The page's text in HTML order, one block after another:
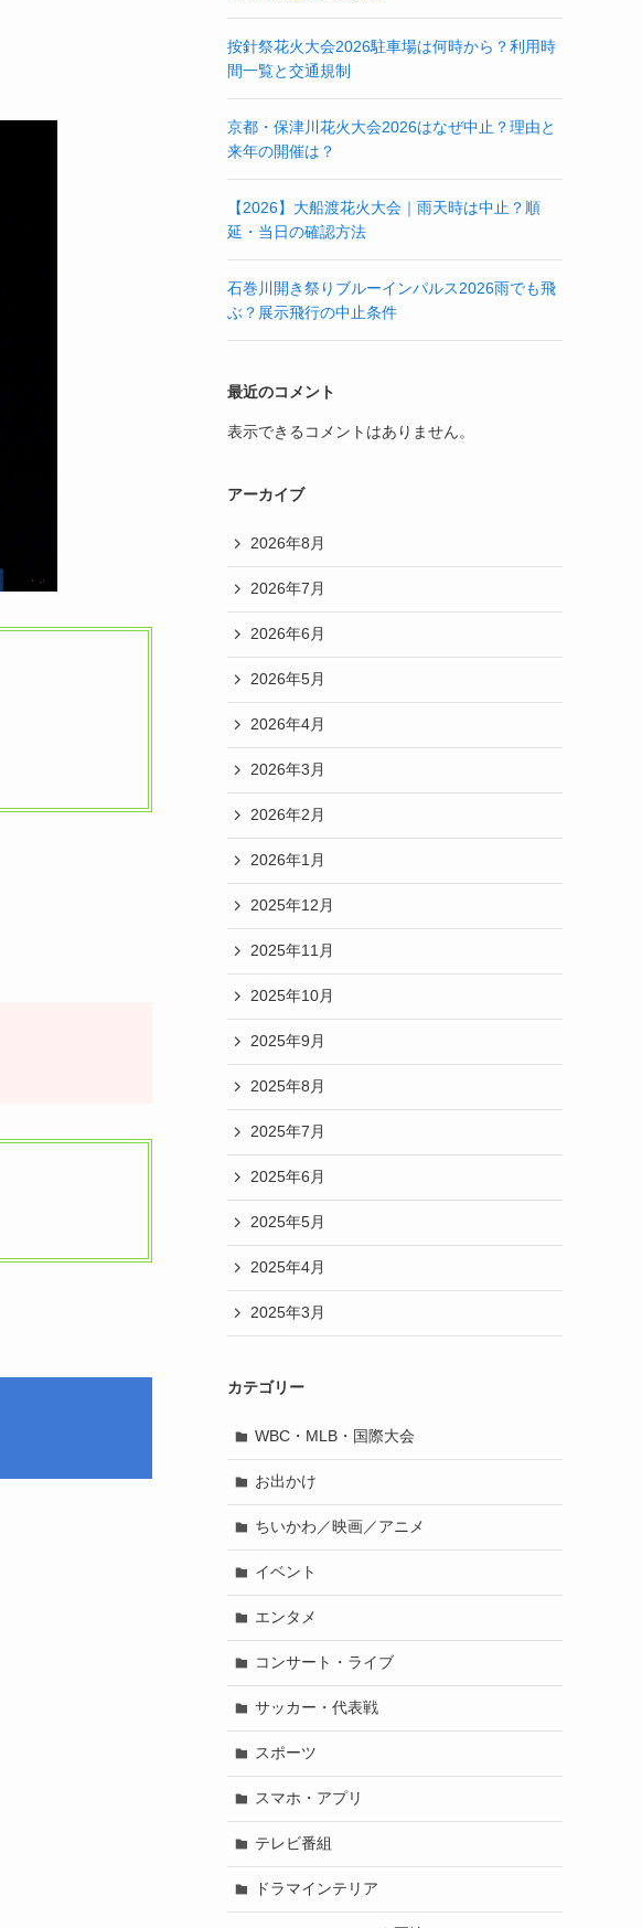
按針祭花火大会2026駐車場は何時から？利用時
間一覧と交通規制
京都・保津川花火大会2026はなぜ中止？理由と
来年の開催は？
【2026】大船渡花火大会｜雨天時は中止？順
延・当日の確認方法
石巻川開き祭りブルーインパルス2026雨でも飛
ぶ？展示飛行の中止条件
最近のコメント
表示できるコメントはありません。
アーカイブ
2026年8月
2026年7月
2026年6月
2026年5月
2026年4月
2026年3月
2026年2月
2026年1月
2025年12月
2025年11月
2025年10月
2025年9月
2025年8月
2025年7月
2025年6月
2025年5月
2025年4月
2025年3月
カテゴリー
WBC・MLB・国際大会
お出かけ
ちいかわ／映画／アニメ
イベント
エンタメ
コンサート・ライブ
サッカー・代表戦
スポーツ
スマホ・アプリ
テレビ番組
ドラマインテリア